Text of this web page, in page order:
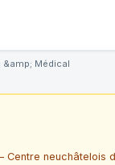
&amp; Médical
neuchâtelois